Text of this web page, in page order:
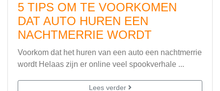
5 TIPS OM TE VOORKOMEN
DAT AUTO HUREN EEN
NACHTMERRIE WORDT
Voorkom dat het huren van een auto een nachtmerrie
wordt Helaas zijn er online veel spookverhale ...
Lees verder